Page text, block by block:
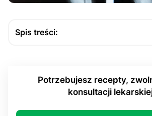
Spis treści:
Jak wygląda badanie RTG w
do gabinetu po zdjęcie
Czy RTG jest bezpieczne? Obawy,
Potrzebujesz recepty,
konsultacji